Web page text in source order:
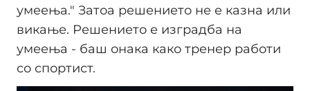
умеења." Затоа решението не е казна или
викање. Решението е изградба на
умеења - баш онака како тренер работи
со спортист.